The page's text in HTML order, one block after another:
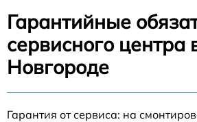
Гарантийные
сервисного
Новгороде
Гарантия от сервиса: на